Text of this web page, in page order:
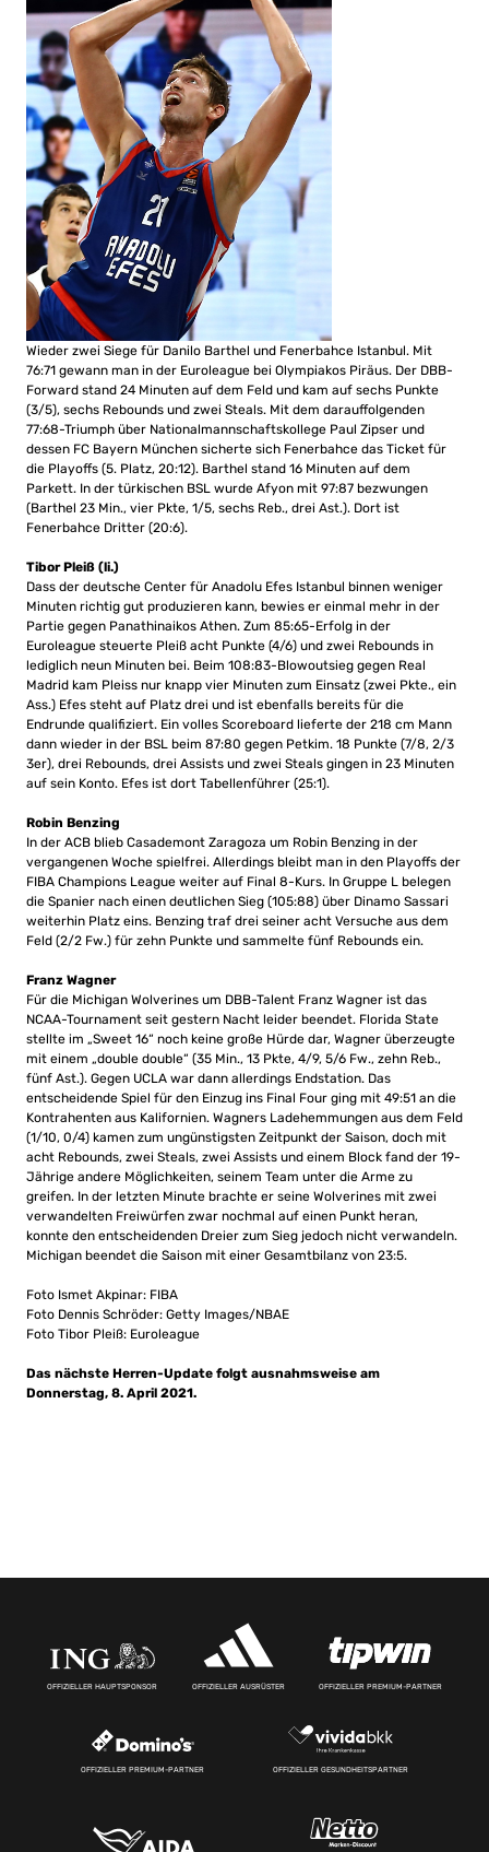
Wieder zwei Siege für Danilo Barthel und Fenerbahce Istanbul. Mit
76:71 gewann man in der Euroleague bei Olympiakos Piräus. Der DBB-
Forward stand 24 Minuten auf dem Feld und kam auf sechs Punkte
(3/5), sechs Rebounds und zwei Steals. Mit dem darauffolgenden
77:68-Triumph über Nationalmannschaftskollege Paul Zipser und
dessen FC Bayern München sicherte sich Fenerbahce das Ticket für
die Playoffs (5. Platz, 20:12). Barthel stand 16 Minuten auf dem
Parkett. In der türkischen BSL wurde Afyon mit 97:87 bezwungen
(Barthel 23 Min., vier Pkte, 1/5, sechs Reb., drei Ast.). Dort ist
Fenerbahce Dritter (20:6).
Tibor Pleiß (li.)
Dass der deutsche Center für Anadolu Efes Istanbul binnen weniger
Minuten richtig gut produzieren kann, bewies er einmal mehr in der
Partie gegen Panathinaikos Athen. Zum 85:65-Erfolg in der
Euroleague steuerte Pleiß acht Punkte (4/6) und zwei Rebounds in
lediglich neun Minuten bei. Beim 108:83-Blowoutsieg gegen Real
Madrid kam Pleiss nur knapp vier Minuten zum Einsatz (zwei Pkte., ein
Ass.) Efes steht auf Platz drei und ist ebenfalls bereits für die
Endrunde qualifiziert. Ein volles Scoreboard lieferte der 218 cm Mann
dann wieder in der BSL beim 87:80 gegen Petkim. 18 Punkte (7/8, 2/3
3er), drei Rebounds, drei Assists und zwei Steals gingen in 23 Minuten
auf sein Konto. Efes ist dort Tabellenführer (25:1).
Robin Benzing
In der ACB blieb Casademont Zaragoza um Robin Benzing in der
vergangenen Woche spielfrei. Allerdings bleibt man in den Playoffs der
FIBA Champions League weiter auf Final 8-Kurs. In Gruppe L belegen
die Spanier nach einen deutlichen Sieg (105:88) über Dinamo Sassari
weiterhin Platz eins. Benzing traf drei seiner acht Versuche aus dem
Feld (2/2 Fw.) für zehn Punkte und sammelte fünf Rebounds ein.
Franz Wagner
Für die Michigan Wolverines um DBB-Talent Franz Wagner ist das
NCAA-Tournament seit gestern Nacht leider beendet. Florida State
stellte im „Sweet 16“ noch keine große Hürde dar, Wagner überzeugte
mit einem „double double“ (35 Min., 13 Pkte, 4/9, 5/6 Fw., zehn Reb.,
fünf Ast.). Gegen UCLA war dann allerdings Endstation. Das
entscheidende Spiel für den Einzug ins Final Four ging mit 49:51 an die
Kontrahenten aus Kalifornien. Wagners Ladehemmungen aus dem Feld
(1/10, 0/4) kamen zum ungünstigsten Zeitpunkt der Saison, doch mit
acht Rebounds, zwei Steals, zwei Assists und einem Block fand der 19-
Jährige andere Möglichkeiten, seinem Team unter die Arme zu
greifen. In der letzten Minute brachte er seine Wolverines mit zwei
verwandelten Freiwürfen zwar nochmal auf einen Punkt heran,
konnte den entscheidenden Dreier zum Sieg jedoch nicht verwandeln.
Michigan beendet die Saison mit einer Gesamtbilanz von 23:5.
Foto Ismet Akpinar: FIBA
Foto Dennis Schröder: Getty Images/NBAE
Foto Tibor Pleiß: Euroleague
Das nächste Herren-Update folgt ausnahmsweise am
Donnerstag, 8. April 2021.
OFFIZIELLER HAUPTSPONSOR OFFIZIELLER AUSRÜSTER OFFIZIELLER PREMIUM-PARTNER
OFFIZIELLER PREMIUM-PARTNER OFFIZIELLER GESUNDHEITSPARTNER